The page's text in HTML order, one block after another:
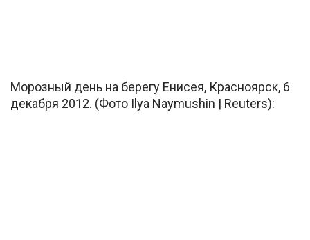
Морозный день на берегу Енисея, Красноярск, 6
декабря 2012. (Фото Ilya Naymushin | Reuters):